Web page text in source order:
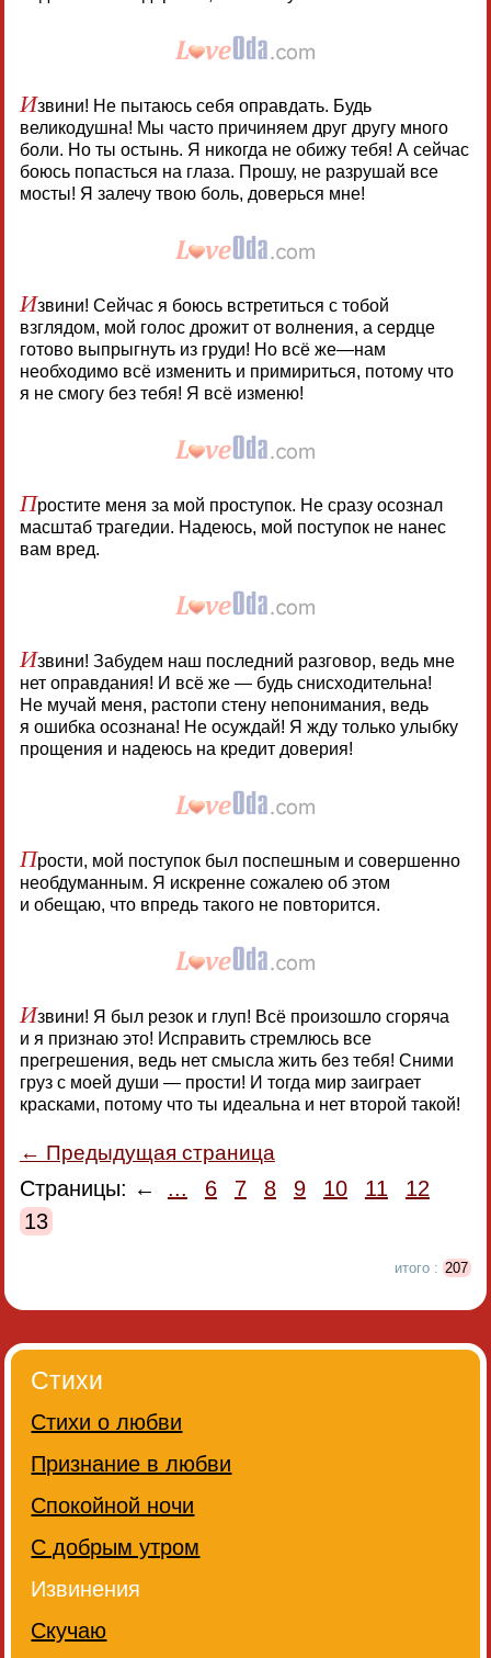
Извини! Не пытаюсь себя оправдать. Будь
великодушна! Мы часто причиняем друг другу много
боли. Но ты остынь. Я никогда не обижу тебя! А сейчас
боюсь попасться на глаза. Прошу, не разрушай все
мосты! Я залечу твою боль, доверься мне!
Извини! Сейчас я боюсь встретиться с тобой
взглядом, мой голос дрожит от волнения, а сердце
готово выпрыгнуть из груди! Но всё же—нам
необходимо всё изменить и примириться, потому что
я не смогу без тебя! Я всё изменю!
Простите меня за мой проступок. Не сразу осознал
масштаб трагедии. Надеюсь, мой поступок не нанес
вам вред.
Извини! Забудем наш последний разговор, ведь мне
нет оправдания! И всё же — будь снисходительна!
Не мучай меня, растопи стену непонимания, ведь
я ошибка осознана! Не осуждай! Я жду только улыбку
прощения и надеюсь на кредит доверия!
Прости, мой поступок был поспешным и совершенно
необдуманным. Я искренне сожалею об этом
и обещаю, что впредь такого не повторится.
Извини! Я был резок и глуп! Всё произошло сгоряча
и я признаю это! Исправить стремлюсь все
прегрешения, ведь нет смысла жить без тебя! Сними
груз с моей души — прости! И тогда мир заиграет
красками, потому что ты идеальна и нет второй такой!
← Предыдущая страница
Страницы: ← ... 6 7 8 9 10 11
12
13
итого : 207
Стихи
Стихи о любви
Признание в любви
Спокойной ночи
С добрым утром
Извинения
Скучаю